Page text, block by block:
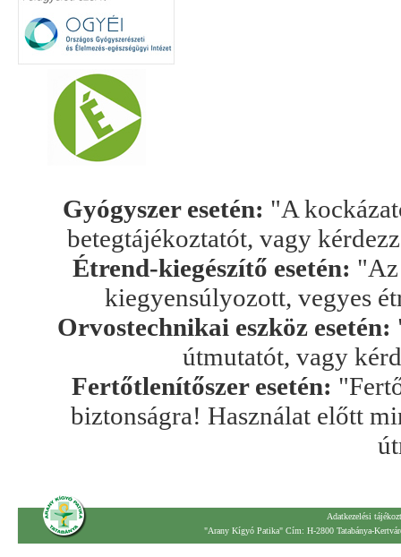
Gyógyszer esetén: "A
betegtájékoztatót, vagy
Étrend-kiegészítő esetén: "Az
kiegyensúlyozott, vegyes
Orvostechnikai eszköz esetén:
útmutatót, vagy
Fertőtlenítőszer esetén:
biztonságra! Használat előtt
Adatkezelési
"Arany Kígyó Patika" Cím: H-2800 Tatabánya-